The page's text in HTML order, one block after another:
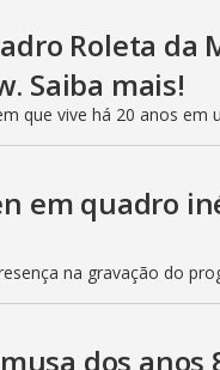
Roleta da
Saiba mais!
que vive há 20 anos em
em quadro
na gravação do
dos anos